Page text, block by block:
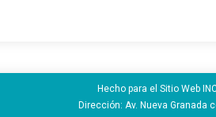
Hecho para el Sitio Web
Dirección: Av. Nueva Granada